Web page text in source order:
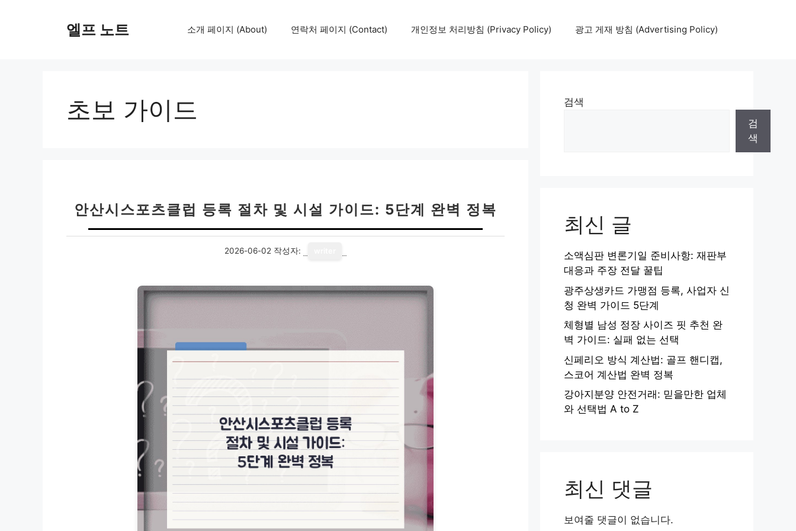
엘프 노트 소개 페이지 (About) 연락처 페이지 (Contact) 개인정보 처리방침 (Privacy Policy) 광고 게재 방침 (Advertising Policy)
초보 가이드
안산시스포츠클럽 등록 절차 및 시설 가이드: 5단계 완벽 정복
2026-06-02 작성자:
검색
검
색
최신 글
소액심판 변론기일 준비사항: 재판부
대응과 주장 전달 꿀팁
광주상생카드 가맹점 등록, 사업자 신
청 완벽 가이드 5단계
체형별 남성 정장 사이즈 핏 추천 완
벽 가이드: 실패 없는 선택
신페리오 방식 계산법: 골프 핸디캡,
스코어 계산법 완벽 정복
강아지분양 안전거래: 믿을만한 업체
와 선택법 A to Z
최신 댓글
보여줄 댓글이 없습니다.